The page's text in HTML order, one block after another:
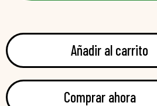
Añadir al carrito
Comprar ahora